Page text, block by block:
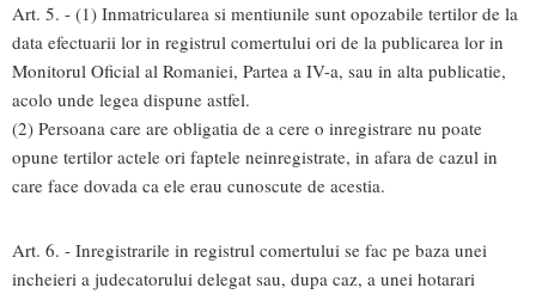
Art. 5. - (1) Inmatricularea si mentiunile sunt opozabile tertilor de la
data efectuarii lor in registrul comertului ori de la publicarea lor in
Monitorul Oficial al Romaniei, Partea a IV-a, sau in alta publicatie,
acolo unde legea dispune astfel.
(2) Persoana care are obligatia de a cere o inregistrare nu poate
opune tertilor actele ori faptele neinregistrate, in afara de cazul in
care face dovada ca ele erau cunoscute de acestia.
Art. 6. - Inregistrarile in registrul comertului se fac pe baza unei
incheieri a judecatorului delegat sau, dupa caz, a unei hotarari